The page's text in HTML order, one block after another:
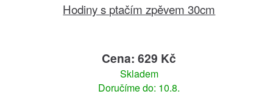
Hodiny s ptačím zpěvem 30cm
Cena: 629 Kč
Skladem
Doručíme do: 10.8.